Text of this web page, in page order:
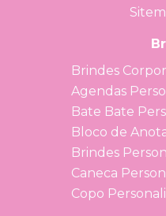
Brindes
Agendas
Bate Bate
Bloco de
Brindes
Caneca
Copo